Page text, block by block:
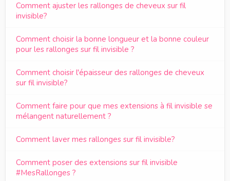
Comment ajuster les rallonges de cheveux sur fil
invisible?
Comment choisir la bonne longueur et la bonne couleur
pour les rallonges sur fil invisible ?
Comment choisir l'épaisseur des rallonges de cheveux
sur fil invisible?
Comment faire pour que mes extensions à fil invisible se
mélangent naturellement ?
Comment laver mes rallonges sur fil invisible?
Comment poser des extensions sur fil invisible
#MesRallonges ?